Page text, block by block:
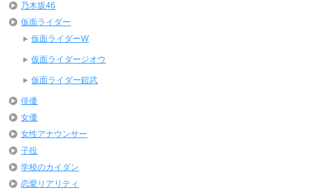
乃木坂46
仮面ライダー
仮面ライダーW
仮面ライダージオウ
仮面ライダー鎧武
俳優
女優
女性アナウンサー
子役
学校のカイダン
恋愛リアリティ